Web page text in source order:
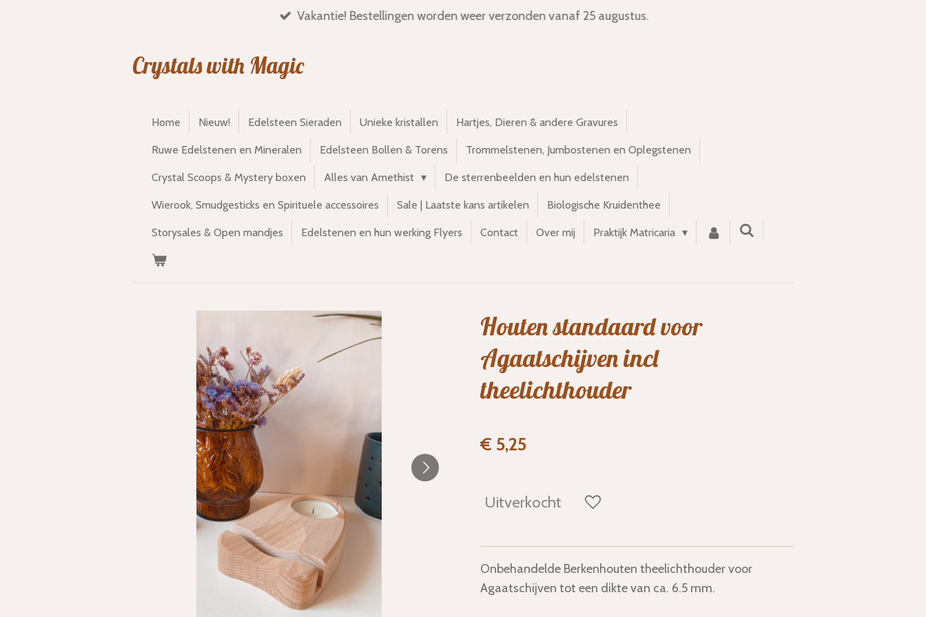
Vakantie! Bestellingen worden weer verzonden vanaf 25 augustus.
Crystals with Magic
Home Nieuw! Edelsteen Sieraden Unieke kristallen Hartjes, Dieren & andere Gravures
Ruwe Edelstenen en Mineralen Edelsteen Bollen & Torens Trommelstenen, Jumbostenen en Oplegstenen
Crystal Scoops & Mystery boxen Alles van Amethist De sterrenbeelden en hun edelstenen
Wierook, Smudgesticks en Spirituele accessoires Sale | Laatste kans artikelen Biologische Kruidenthee
Storysales & Open mandjes Edelstenen en hun werking Flyers Contact Over mij Praktijk Matricaria
Houten standaard voor
Agaatschijven incl
theelichthouder
€ 5,25
Uitverkocht
Onbehandelde Berkenhouten theelichthouder voor
Agaatschijven tot een dikte van ca. 6.5 mm.